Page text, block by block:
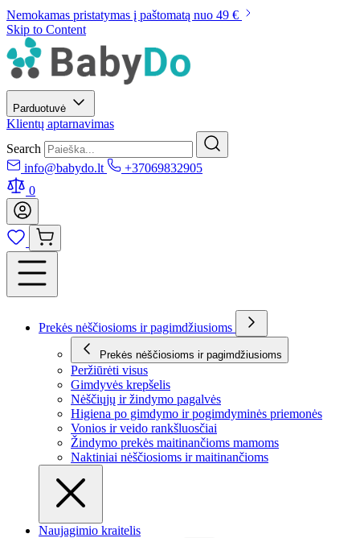
Nemokamas pristatymas į paštomatą nuo 49 €
Skip to Content
Parduotuvė
Klientų aptarnavimas
Search
info@babydo.lt
+37069832905
0
Prekės nėščiosioms ir pagimdžiusioms
Prekės nėščiosioms ir pagimdžiusioms
Peržiūrėti visus
Gimdyvės krepšelis
Nėščiųjų ir žindymo pagalvės
Higiena po gimdymo ir pogimdyminės priemonės
Vonios ir veido rankšluosčiai
Žindymo prekės maitinančioms mamoms
Naktiniai nėščiosioms ir maitinančioms
Naujagimio kraitelis